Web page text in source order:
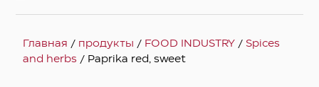
Главная / продукты / FOOD INDUSTRY / Spices
and herbs / Paprika red, sweet